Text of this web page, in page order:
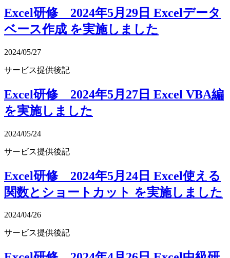
Excel研修 2024年5月29日 Excelデータ
ベース作成 を実施しました
2024/05/27
サービス提供後記
Excel研修 2024年5月27日 Excel VBA編
を実施しました
2024/05/24
サービス提供後記
Excel研修 2024年5月24日 Excel使える
関数とショートカット を実施しました
2024/04/26
サービス提供後記